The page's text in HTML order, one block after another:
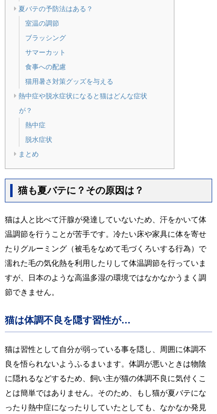
夏バテの予防法はある？
室温の調節
ブラッシング
サマーカット
食事への配慮
猫用暑さ対策グッズを与える
熱中症や脱水症状になると猫はどんな症状
が？
熱中症
脱水症状
まとめ
猫も夏バテに？その原因は？
猫は人と比べて汗腺が発達していないため、汗をかいて体
温調節を行うことが苦手です。冷たい床や家具に体を寄せ
たりグルーミング（被毛をなめて毛づくろいする行為）で
濡れた毛の気化熱を利用したりして体温調節を行っていま
すが、日本のような高温多湿の環境ではなかなかうまく調
節できません。
猫は体調不良を隠す習性が…
猫は習性として自分が弱っている事を隠し、周囲に体調不
良を悟られないようふるまいます。体調が悪いときは物陰
に隠れるなどするため、飼い主が猫の体調不良に気付くこ
とは簡単ではありません。そのため、もし猫が夏バテにな
ったり熱中症になったりしていたとしても、なかなか発見